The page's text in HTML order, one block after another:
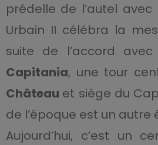
prédelle de l’autel
Urbain II célébra la
suite de l’accord avec
Capitania, une tour
Château et siège du
de l’époque est un autre
Aujourd’hui, c’est un